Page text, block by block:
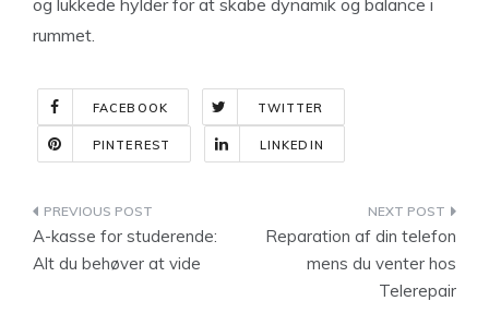
og lukkede hylder for at skabe dynamik og balance i
rummet.
FACEBOOK TWITTER
PINTEREST LINKEDIN
Indlægsnavigation
A-kasse for studerende:
Alt du behøver at vide
Reparation af din telefon
mens du venter hos
Telerepair